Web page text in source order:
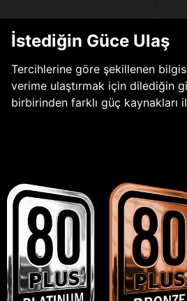
İstediğin Güce Ulaş
Tercihlerine göre şekillenen
verime ulaştırmak için dilediğin
birbirinden farklı güç kaynakları